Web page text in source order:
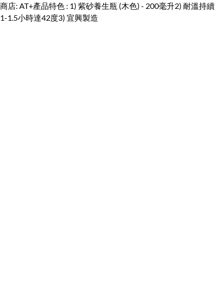
商店: AT+產品特色 : 1) 紫砂養生瓶 (木色) - 200毫升2) 耐溫持續
1-1.5小時達42度3) 宜興製造